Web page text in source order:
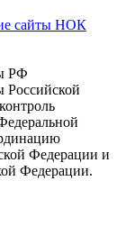
сайты НОК
РФ
Российской
Федерации и
Федерации.